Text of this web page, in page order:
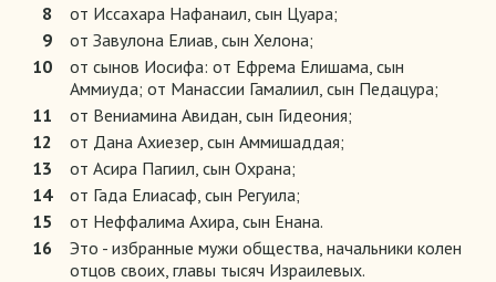
8
от Иссахара Нафанаил, сын Цуара;
9
от Завулона Елиав, сын Хелона;
10
от сынов Иосифа: от Ефрема Елишама, сын
Аммиуда; от Манассии Гамалиил, сын Педацура;
11
от Вениамина Авидан, сын Гидеония;
12
от Дана Ахиезер, сын Аммишаддая;
13
от Асира Пагиил, сын Охрана;
14
от Гада Елиасаф, сын Регуила;
15
от Неффалима Ахира, сын Енана.
16
Это - избранные мужи общества, начальники колен
отцов своих, главы тысяч Израилевых.